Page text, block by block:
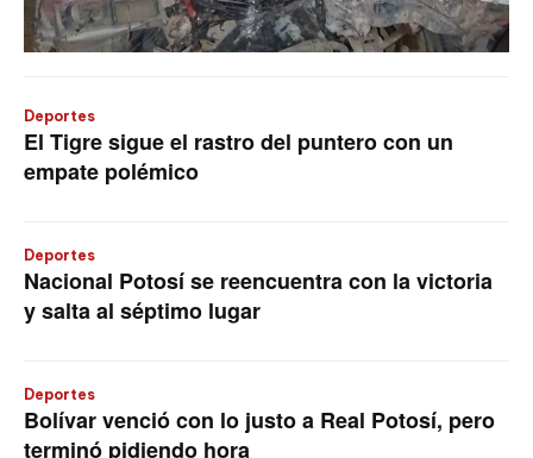
Deportes
El Tigre sigue el rastro del puntero con un
empate polémico
Deportes
Nacional Potosí se reencuentra con la victoria
y salta al séptimo lugar
Deportes
Bolívar venció con lo justo a Real Potosí, pero
terminó pidiendo hora